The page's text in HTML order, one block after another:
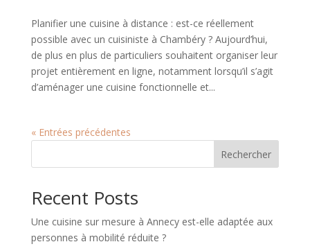
Planifier une cuisine à distance : est-ce réellement
possible avec un cuisiniste à Chambéry ? Aujourd’hui,
de plus en plus de particuliers souhaitent organiser leur
projet entièrement en ligne, notamment lorsqu’il s’agit
d’aménager une cuisine fonctionnelle et...
« Entrées précédentes
Rechercher
Recent Posts
Une cuisine sur mesure à Annecy est-elle adaptée aux
personnes à mobilité réduite ?